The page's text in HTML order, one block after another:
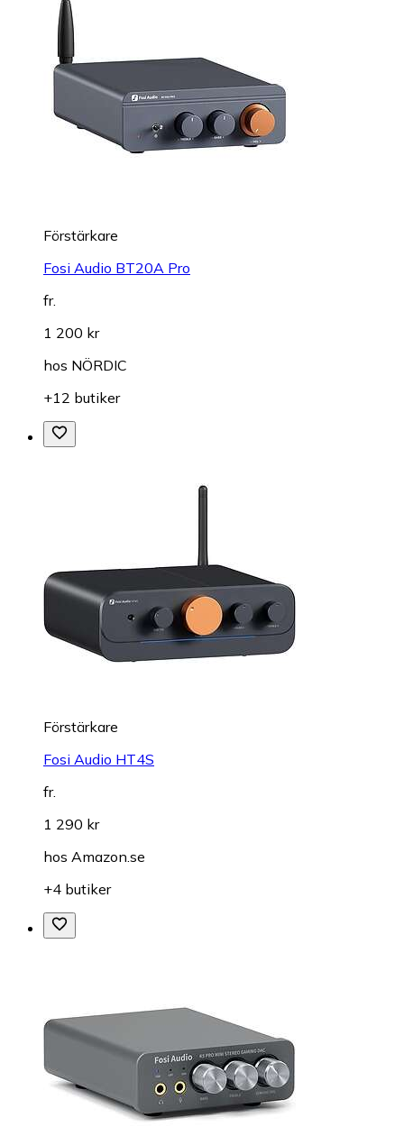
Förstärkare
Fosi Audio BT20A Pro
fr.
1 200 kr
hos NÖRDIC
+12 butiker
Förstärkare
Fosi Audio HT4S
fr.
1 290 kr
hos Amazon.se
+4 butiker